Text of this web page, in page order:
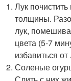
Лук
толщины.
лук,
цвета (5-7
избавиться
Соленые